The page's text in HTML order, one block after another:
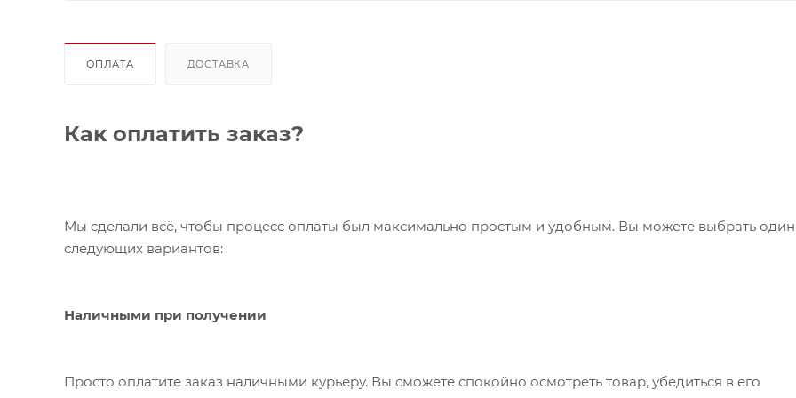
ОПЛАТА ДОСТАВКА
Как оплатить заказ?
Мы сделали всё, чтобы процесс оплаты был максимально простым и удобным. Вы можете выбрать
следующих вариантов:
Наличными при получении
Просто оплатите заказ наличными курьеру. Вы сможете спокойно осмотреть товар, убедиться в его